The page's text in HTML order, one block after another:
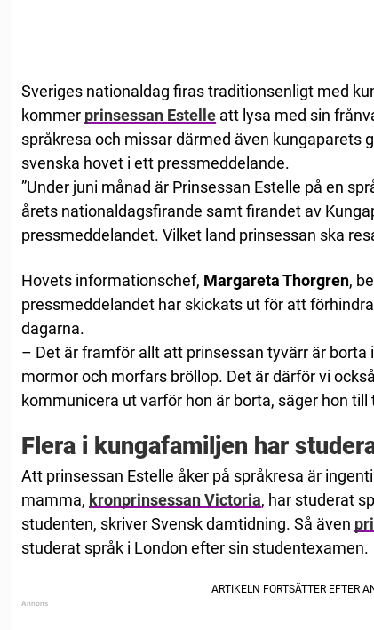
Sveriges nationaldag firas traditionsenligt med
kommer prinsessan Estelle att lysa med sin
språkresa och missar därmed även kungaparets
svenska hovet i ett pressmeddelande.
”Under juni månad är Prinsessan Estelle på en
årets nationaldagsfirande samt firandet av
pressmeddelandet. Vilket land prinsessan ska
Hovets informationschef, Margareta Thorgren,
pressmeddelandet har skickats ut för att
dagarna.
– Det är framför allt att prinsessan tyvärr är borta
mormor och morfars bröllop. Det är därför vi
kommunicera ut varför hon är borta, säger hon till
Flera i kungafamiljen har
Att prinsessan Estelle åker på språkresa är
mamma, kronprinsessan Victoria, har studerat
studenten, skriver Svensk damtidning. Så även
studerat språk i London efter sin studentexamen.